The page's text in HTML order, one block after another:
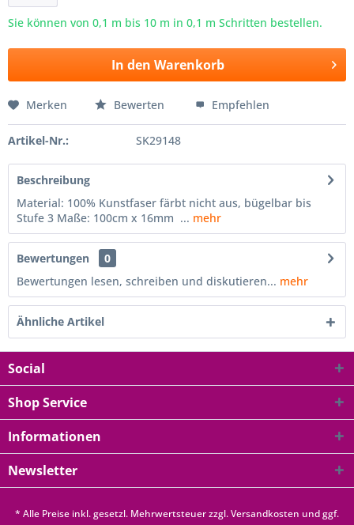
Sie können von 0,1 m bis 10 m in 0,1 m Schritten bestellen.
In den Warenkorb
Merken Bewerten Empfehlen
Artikel-Nr.: SK29148
Beschreibung
Material: 100% Kunstfaser färbt nicht aus, bügelbar bis
Stufe 3 Maße: 100cm x 16mm ... mehr
Bewertungen
0
Bewertungen lesen, schreiben und diskutieren... mehr
Ähnliche Artikel
Social
Shop Service
Informationen
Newsletter
* Alle Preise inkl. gesetzl. Mehrwertsteuer zzgl.Versandkosten und ggf.